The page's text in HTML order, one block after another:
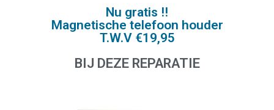
Nu gratis !!
Magnetische telefoon houder
T.W.V €19,95
BIJ DEZE REPARATIE